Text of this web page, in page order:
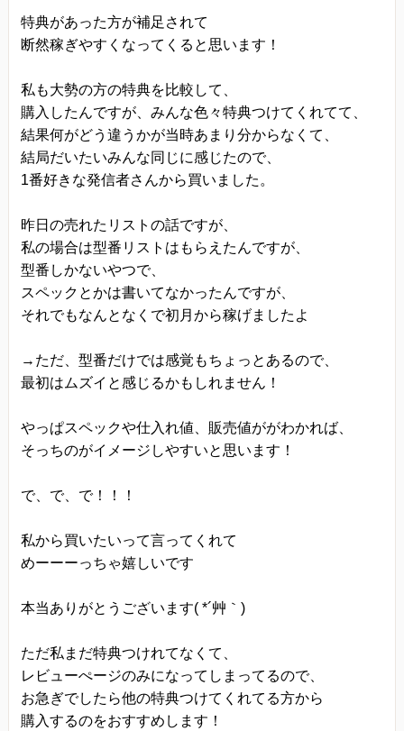
特典があった方が補足されて
断然稼ぎやすくなってくると思います！
私も大勢の方の特典を比較して、
購入したんですが、みんな色々特典つけてくれてて、
結果何がどう違うかが当時あまり分からなくて、
結局だいたいみんな同じに感じたので、
1番好きな発信者さんから買いました。
昨日の売れたリストの話ですが、
私の場合は型番リストはもらえたんですが、
型番しかないやつで、
スペックとかは書いてなかったんですが、
それでもなんとなくで初月から稼げましたよ
→ただ、型番だけでは感覚もちょっとあるので、
最初はムズイと感じるかもしれません！
やっぱスペックや仕入れ値、販売値ががわかれば、
そっちのがイメージしやすいと思います！
で、で、で！！！
私から買いたいって言ってくれて
めーーーっちゃ嬉しいです
本当ありがとうございます( *´艸｀)
ただ私まだ特典つけれてなくて、
レビューぺージのみになってしまってるので、
お急ぎでしたら他の特典つけてくれてる方から
購入するのをおすすめします！